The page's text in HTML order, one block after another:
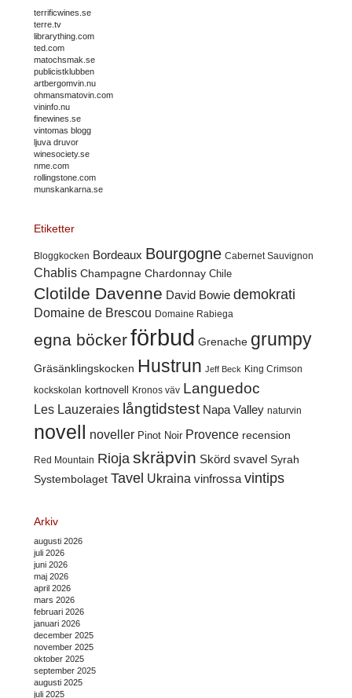
terrificwines.se
terre.tv
librarything.com
ted.com
matochsmak.se
publicistklubben
artbergomvin.nu
ohmansmatovin.com
vininfo.nu
finewines.se
vintomas blogg
ljuva druvor
winesociety.se
nme.com
rollingstone.com
munskankarna.se
Etiketter
Bloggkocken Bordeaux Bourgogne Cabernet Sauvignon
Chablis Champagne Chardonnay Chile
Clotilde Davenne David Bowie demokrati
Domaine de Brescou Domaine Rabiega
egna böckerförbud Grenache grumpy
Gräsänklingskocken Hustrun Jeff Beck King Crimson
kockskolan kortnovell Kronos väv Languedoc
Les Lauzeraies långtidstest Napa Valley naturvin
novell noveller Pinot Noir Provence recension
Red Mountain Rioja skräpvin Skörd svavel Syrah
Systembolaget Tavel Ukraina vinfrossa vintips
Arkiv
augusti 2026
juli 2026
juni 2026
maj 2026
april 2026
mars 2026
februari 2026
januari 2026
december 2025
november 2025
oktober 2025
september 2025
augusti 2025
juli 2025